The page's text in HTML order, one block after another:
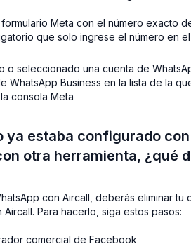
Meta con el número exacto
que solo ingrese el número en
o seleccionado una cuenta de
WhatsApp Business en la lista de la
consola Meta
ya estaba configurado
otra herramienta, ¿qué
con Aircall, deberás eliminar
Para hacerlo, siga estos pasos:
comercial de Facebook